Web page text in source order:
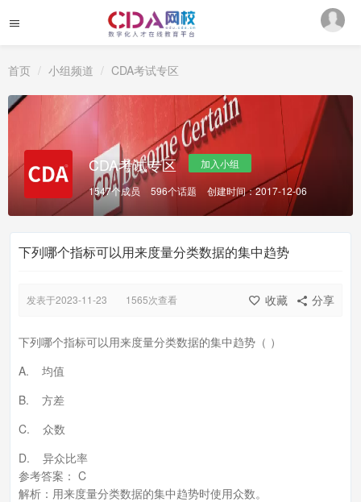
首页 小组频道 CDA考试专区
CDA考试专区
加入小组
1547个成员
596个话题 创建时间：2017-12-06
下列哪个指标可以用来度量分类数据的集中趋势
分享
收藏
发表于2023-11-23 1565次查看
下列哪个指标可以用来度量分类数据的集中趋势（ ）
A. 均值
B. 方差
C. 众数
D. 异众比率
参考答案： C
解析：用来度量分类数据的集中趋势时使用众数。